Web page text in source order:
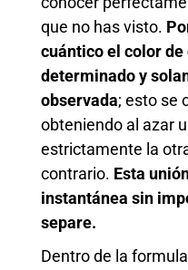
que no has visto.
cuántico el color de
determinado y
observada; esto se
obteniendo al azar
estrictamente la
contrario. Esta
instantánea sin
separe.
Dentro de la